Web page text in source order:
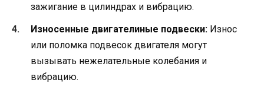
зажигание в цилиндрах и вибрацию.
Износенные двигателиные подвески: Износ
или поломка подвесок двигателя могут
вызывать нежелательные колебания и
вибрацию.